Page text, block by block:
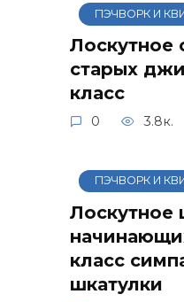
ПЭЧВОРК И
Лоскутное
старых
класс
0 3.8к.
ПЭЧВОРК И
Лоскутное
класс
шкатулки